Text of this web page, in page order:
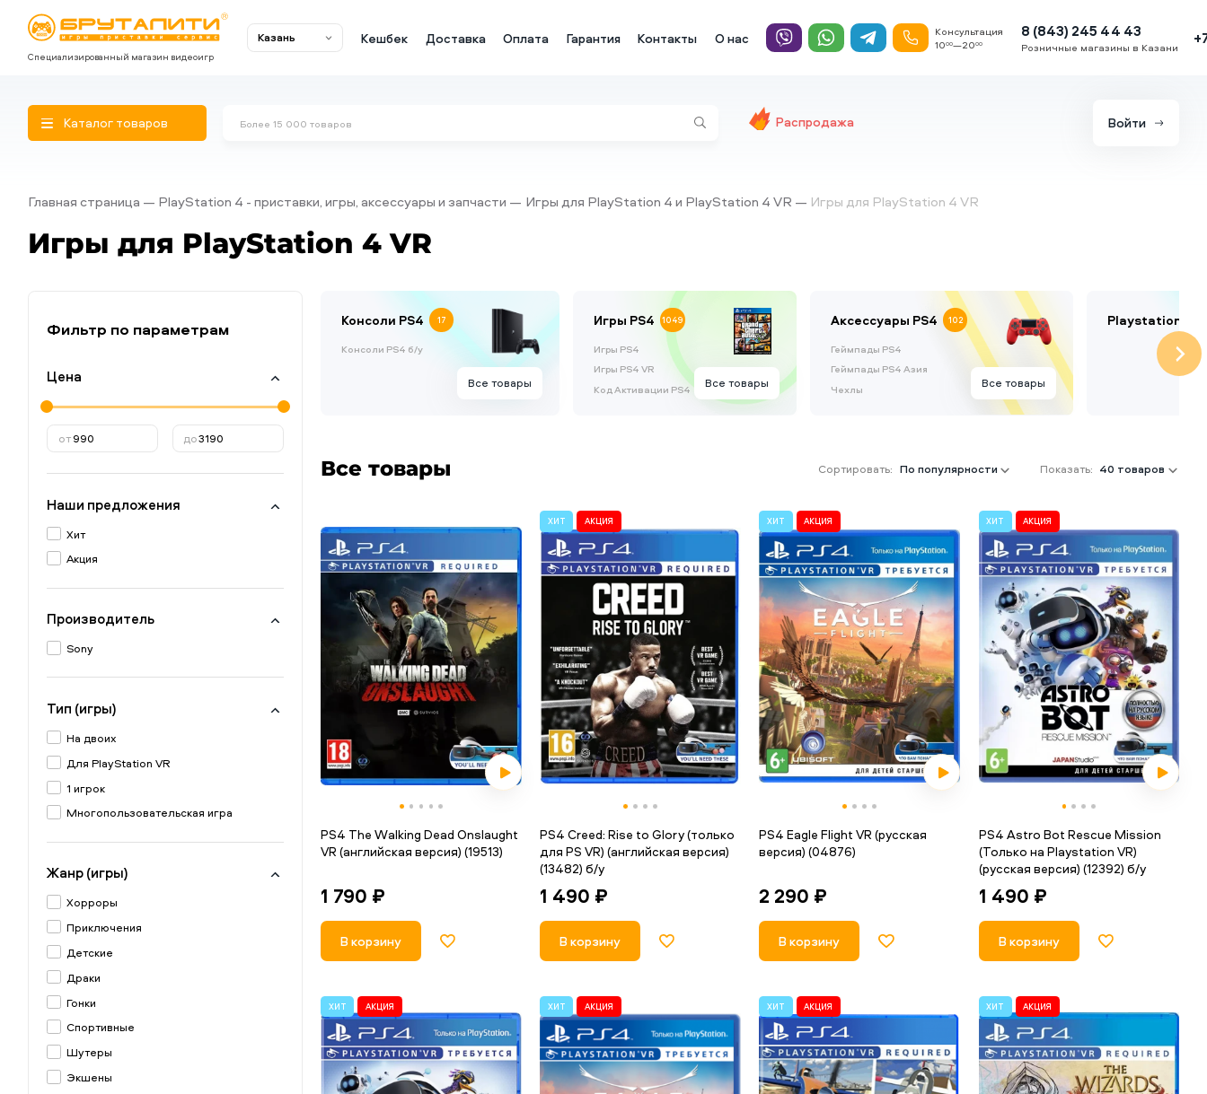
Специализированный магазин видеоигр
Казань Кешбек Доставка Оплата Гарантия Контакты О нас
Консультация
1000—2000
8 (843) 245 44 43
Розничные магазины в Казани
Каталог товаров Распродажа Войти
Главная страница PlayStation 4 - приставки, игры, аксессуары и запчасти Игры для PlayStation 4 и PlayStation 4 VR Игры для PlayStation 4 VR
Игры для PlayStation 4 VR
Фильтр по параметрам
Цена
от до
Наши предложения
Хит
Акция
Производитель
Sony
Тип (игры)
На двоих
Для PlayStation VR
1 игрок
Многопользовательская игра
Жанр (игры)
Хорроры
Приключения
Детские
Драки
Гонки
Спортивные
Шутеры
Экшены
Консоли PS4 17
Консоли PS4 б/у
Все товары
Игры PS4 1049
Игры PS4
Игры PS4 VR
Код Активации PS4
Все товары
Аксессуары PS4 102
Геймпады PS4
Геймпады PS4 Азия
Чехлы
Все товары
Playstation VR
Все товары Сортировать: По популярности Показать: 40 товаров
PS4 The Walking Dead Onslaught
VR (английская версия) (19513)
1 790 ₽
В корзину
ХИТ АКЦИЯ
PS4 Creed: Rise to Glory (только
для PS VR) (английская версия)
(13482) б/у
1 490 ₽
В корзину
ХИТ АКЦИЯ
PS4 Eagle Flight VR (русская
версия) (04876)
2 290 ₽
В корзину
ХИТ АКЦИЯ
PS4 Astro Bot Rescue Mission
(Только на Playstation VR)
(русская версия) (12392) б/у
1 490 ₽
В корзину
ХИТ АКЦИЯ ХИТ АКЦИЯ ХИТ АКЦИЯ ХИТ АКЦИЯ